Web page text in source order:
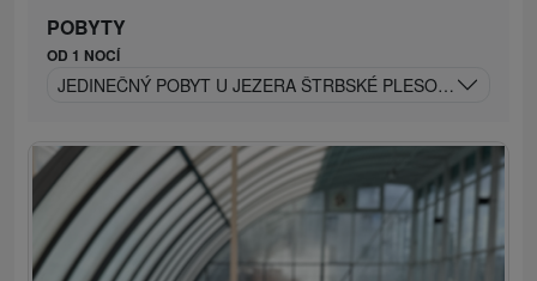
POBYTY
OD 1 NOCÍ
JEDINEČNÝ POBYT U JEZERA ŠTRBSKÉ PLESO: RELAX A